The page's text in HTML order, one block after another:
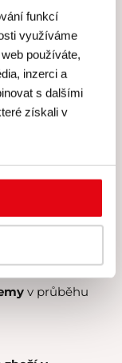
funkcí
využíváme
používáte,
inzerci a
s dalšími
získali v
personálu –
8 účastníků
velkýdůraz na
s
v průběhu